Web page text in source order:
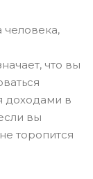
человека,
что вы
доходами в
вы
торопится